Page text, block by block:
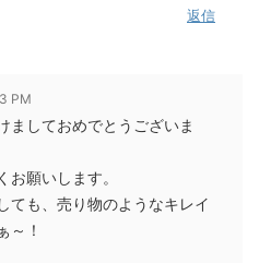
返信
PM
ましておめでとうございま
お願いします。
ても、売り物のようなキレイ
～！